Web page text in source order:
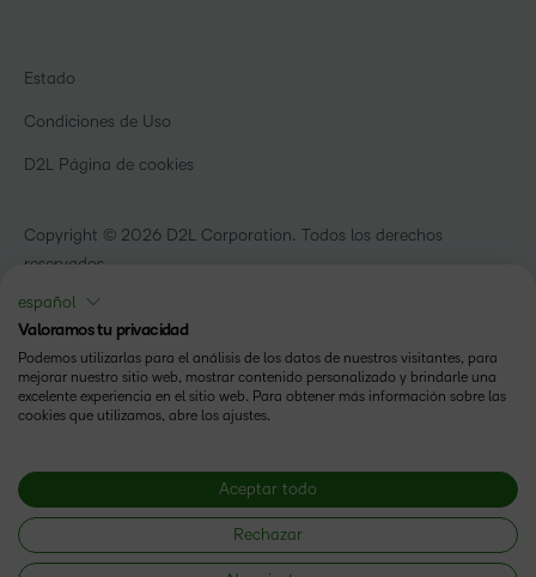
Organizaciones de capacitación
Comunidad
Copyright © 2026 D2L Corporation. Todos los derechos
reservados.
Estado
Condiciones de Uso
D2L Página de cookies
español
Valoramos tu privacidad
Podemos utilizarlas para el análisis de los datos de nuestros visitantes, para
mejorar nuestro sitio web, mostrar contenido personalizado y brindarle una
excelente experiencia en el sitio web. Para obtener más información sobre las
cookies que utilizamos, abre los ajustes.
Aceptar todo
Rechazar